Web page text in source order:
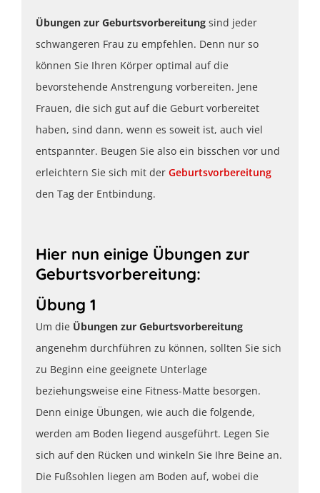
Übungen zur Geburtsvorbereitung sind jeder
schwangeren Frau zu empfehlen. Denn nur so
können Sie Ihren Körper optimal auf die
bevorstehende Anstrengung vorbereiten. Jene
Frauen, die sich gut auf die Geburt vorbereitet
haben, sind dann, wenn es soweit ist, auch viel
entspannter. Beugen Sie also ein bisschen vor und
erleichtern Sie sich mit der Geburtsvorbereitung
den Tag der Entbindung.
Hier nun einige Übungen zur
Geburtsvorbereitung:
Übung 1
Um die Übungen zur Geburtsvorbereitung
angenehm durchführen zu können, sollten Sie sich
zu Beginn eine geeignete Unterlage
beziehungsweise eine Fitness-Matte besorgen.
Denn einige Übungen, wie auch die folgende,
werden am Boden liegend ausgeführt. Legen Sie
sich auf den Rücken und winkeln Sie Ihre Beine an.
Die Fußsohlen liegen am Boden auf, wobei die